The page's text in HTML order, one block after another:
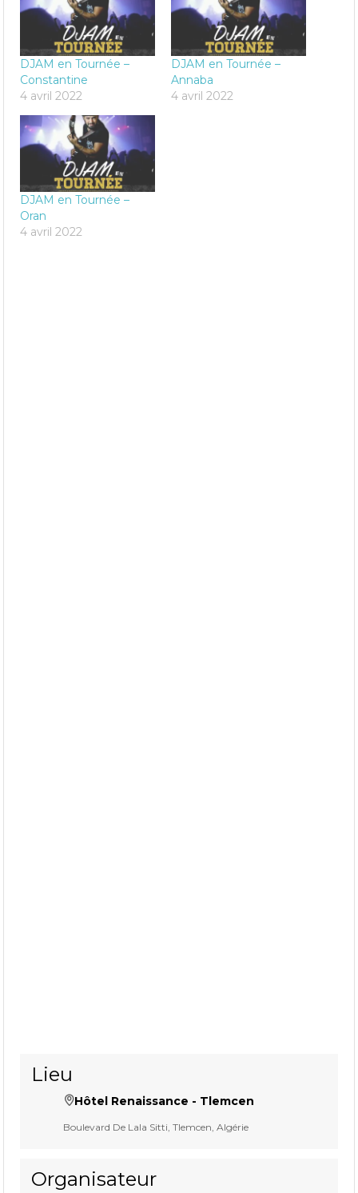
DJAM en Tournée –
Constantine
4 avril 2022
DJAM en Tournée –
Annaba
4 avril 2022
DJAM en Tournée –
Oran
4 avril 2022
Lieu
Hôtel Renaissance - Tlemcen
Boulevard De Lala Sitti, Tlemcen, Algérie
Organisateur